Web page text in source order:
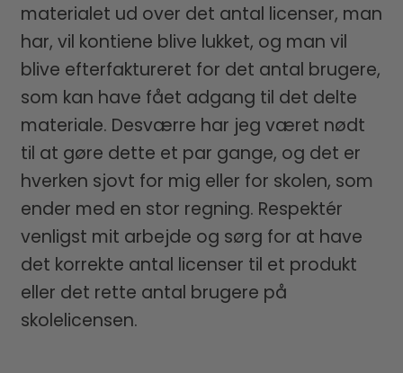
materialet ud over det antal licenser, man
har, vil kontiene blive lukket, og man vil
blive efterfaktureret for det antal brugere,
som kan have fået adgang til det delte
materiale. Desværre har jeg været nødt
til at gøre dette et par gange, og det er
hverken sjovt for mig eller for skolen, som
ender med en stor regning. Respektér
venligst mit arbejde og sørg for at have
det korrekte antal licenser til et produkt
eller det rette antal brugere på
skolelicensen.